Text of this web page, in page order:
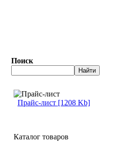
Поиск
Прайс-лист [1208 Kb]
Каталог товаров